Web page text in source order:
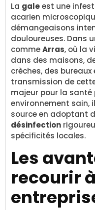
La galeest une
acarien
démangeaisons
douloureuses. Dans
commeArras, où la
dans des maisons,
crèches, des
transmission de
majeur pour la santé
environnement sain,
source en adoptant
désinfection
spécificités locales.
Les
recourir